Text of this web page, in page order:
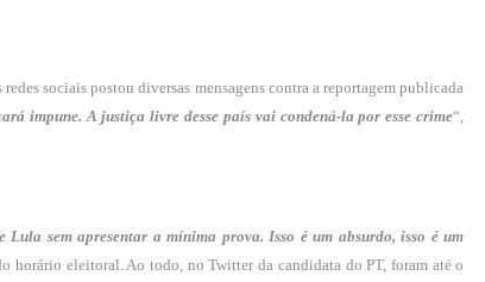
sociais postou diversas mensagens contra a reportagem publicada
impune. A justiça livre desse país vai condená-la por esse crime“,
sem apresentar a mínima prova. Isso é um absurdo, isso é um
horário eleitoral. Ao todo, no Twitter da candidata do PT, foram até o